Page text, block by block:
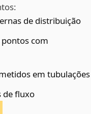
de distribuição
com
em tubulações
de fluxo